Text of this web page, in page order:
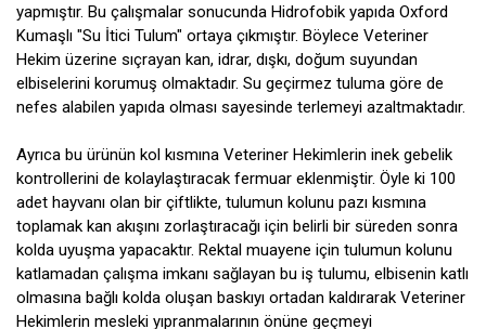
yapmıştır. Bu çalışmalar sonucunda Hidrofobik yapıda Oxford
Kumaşlı "Su İtici Tulum" ortaya çıkmıştır. Böylece Veteriner
Hekim üzerine sıçrayan kan, idrar, dışkı, doğum suyundan
elbiselerini korumuş olmaktadır. Su geçirmez tuluma göre de
nefes alabilen yapıda olması sayesinde terlemeyi azaltmaktadır.
Ayrıca bu ürünün kol kısmına Veteriner Hekimlerin inek gebelik
kontrollerini de kolaylaştıracak fermuar eklenmiştir. Öyle ki 100
adet hayvanı olan bir çiftlikte, tulumun kolunu pazı kısmına
toplamak kan akışını zorlaştıracağı için belirli bir süreden sonra
kolda uyuşma yapacaktır. Rektal muayene için tulumun kolunu
katlamadan çalışma imkanı sağlayan bu iş tulumu, elbisenin katlı
olmasına bağlı kolda oluşan baskıyı ortadan kaldırarak Veteriner
Hekimlerin mesleki yıpranmalarının önüne geçmeyi